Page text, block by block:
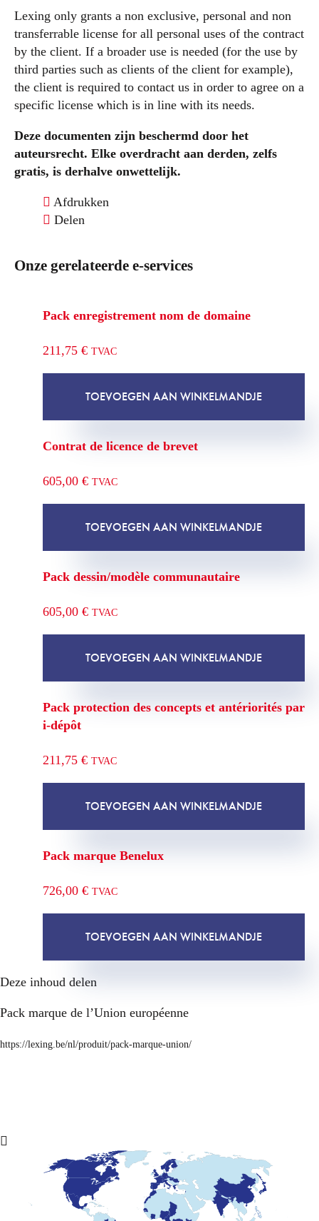
Lexing only grants a non exclusive, personal and non
transferrable license for all personal uses of the contract
by the client. If a broader use is needed (for the use by
third parties such as clients of the client for example),
the client is required to contact us in order to agree on a
specific license which is in line with its needs.
Deze documenten zijn beschermd door het
auteursrecht. Elke overdracht aan derden, zelfs
gratis, is derhalve onwettelijk.
Afdrukken
Delen
Onze gerelateerde e-services
Pack enregistrement nom de domaine
211,75 € TVAC
TOEVOEGEN AAN WINKELMANDJE
Contrat de licence de brevet
605,00 € TVAC
TOEVOEGEN AAN WINKELMANDJE
Pack dessin/modèle communautaire
605,00 € TVAC
TOEVOEGEN AAN WINKELMANDJE
Pack protection des concepts et antériorités par
i-dépôt
211,75 € TVAC
TOEVOEGEN AAN WINKELMANDJE
Pack marque Benelux
726,00 € TVAC
TOEVOEGEN AAN WINKELMANDJE
Deze inhoud delen
Pack marque de l’Union européenne
https://lexing.be/nl/produit/pack-marque-union/